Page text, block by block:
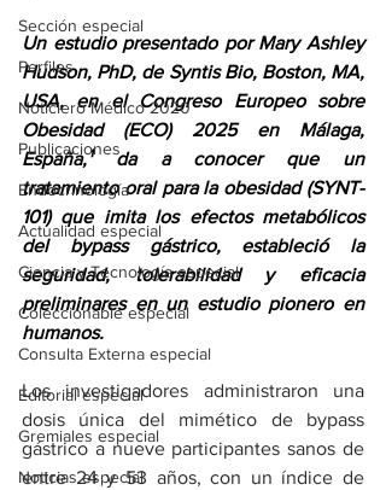
Sección especial
Perfiles
Noticiero Médico 2020
Publicaciones
Endocrinología
Actualidad especial
Ciencia y Tecnología especial
Coleccionable especial
Consulta Externa especial
Editorial especial
Gremiales especial
Noticias especial
Un estudio presentado por Mary Ashley
Hudson, PhD, de Syntis Bio, Boston, MA,
USA, en el Congreso Europeo sobre
Obesidad (ECO) 2025 en Málaga,
España,¹ da a conocer que un
tratamiento oral para la obesidad (SYNT-
101) que imita los efectos metabólicos
del bypass gástrico, estableció la
seguridad, tolerabilidad y eficacia
preliminares en un estudio pionero en
humanos.
Los investigadores administraron una
dosis única del mimético de bypass
gástrico a nueve participantes sanos de
entre 24 y 53 años, con un índice de